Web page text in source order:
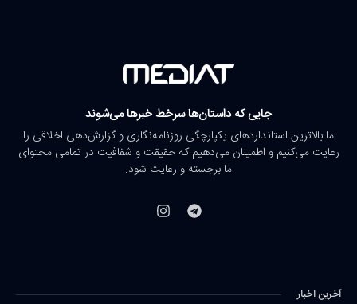
جایی که داستان‌ها سرخط خبرها می‌شوند
ما بالاترین استانداردهای یکپارچگی روزنامه‌نگاری و گزارش‌دهی اخلاقی را
رعایت می‌کنیم و اطمینان می‌دهیم که حقیقت و شفافیت در تمامی محتوای
ما برجسته و رعایت شود.
آخرین اخبار